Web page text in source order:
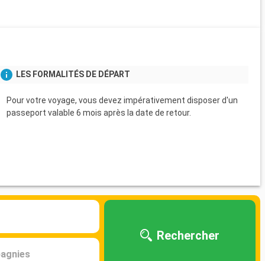
LES FORMALITÉS DE DÉPART
Pour votre voyage, vous devez impérativement disposer d'un
passeport valable 6 mois après la date de retour.
Rechercher